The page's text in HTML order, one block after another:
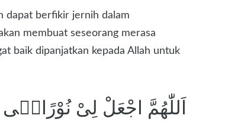
dapat berfikir jernih dalam
membuat seseorang merasa
baik dipanjatkan kepada Allah untuk
اَللّٰهُمَّ اجْعَلْ لِىْ